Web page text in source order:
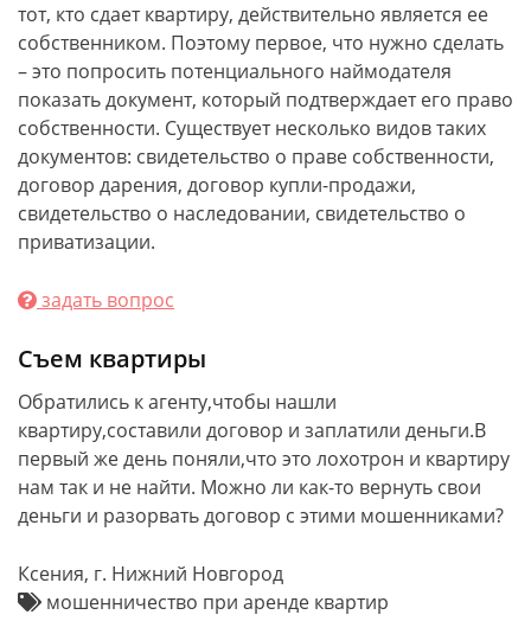
тот, кто сдает квартиру, действительно является ее
собственником. Поэтому первое, что нужно сделать
– это попросить потенциального наймодателя
показать документ, который подтверждает его право
собственности. Существует несколько видов таких
документов: свидетельство о праве собственности,
договор дарения, договор купли-продажи,
свидетельство о наследовании, свидетельство о
приватизации.
задать вопрос
Съем квартиры
Обратились к агенту,чтобы нашли
квартиру,составили договор и заплатили деньги.В
первый же день поняли,что это лохотрон и квартиру
нам так и не найти. Можно ли как-то вернуть свои
деньги и разорвать договор с этими мошенниками?
Ксения, г. Нижний Новгород
мошенничество при аренде квартир